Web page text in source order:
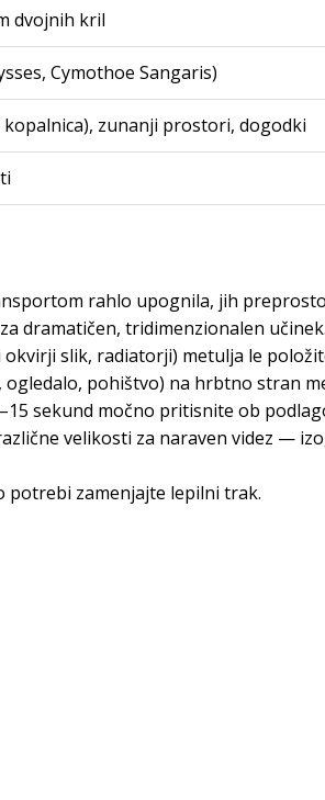
dvojnih kril
Cymothoe Sangaris)
zunanji prostori, dogodki
rahlo upognila, jih
dramatičen, tridimenzionalen učinek.
slik, radiatorji) metulja le
pohištvo) na hrbtno stran
sekund močno pritisnite ob
velikosti za naraven videz —
potrebi zamenjajte lepilni trak.